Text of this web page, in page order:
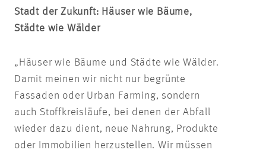
Stadt der Zukunft: Häuser wie Bäume,
Städte wie Wälder
„Häuser wie Bäume und Städte wie Wälder.
Damit meinen wir nicht nur begrünte
Fassaden oder Urban Farming, sondern
auch Stoffkreisläufe, bei denen der Abfall
wieder dazu dient, neue Nahrung, Produkte
oder Immobilien herzustellen. Wir müssen